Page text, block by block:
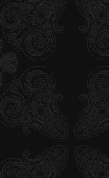
つきまして
弾更新！
弾更新！